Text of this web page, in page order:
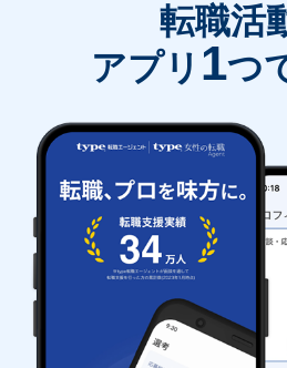
転職活
アプリ 1つ